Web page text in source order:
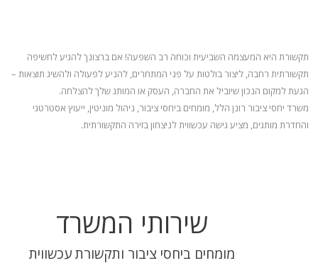
תקשורת היא המעצמה השביעית וכוחה רב השפעה! אם ברצונך להגיע לחשיפה
תקשורתית רחבה, ליצור בולטות על פני המתחרים, להניעלפעולה ולהשיג תוצאות –
הגעת למקום הנכון שיוביל את החברה, העסק או המותג שלך להצלחה.
משרד יחסי ציבור רונן הלל, מומחים ביחסי ציבור, ניהול מוניטין, ייעוץ אסטרטגי
והחדרת מותגים, מציע גישה עכשווית לניצחון בזירה התקשורתית.
שירותי המשרד
מומחים ביחסי ציבור ותקשורת עכשווית